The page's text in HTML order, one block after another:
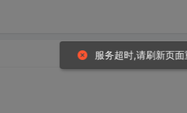
服务超时,请刷新页面